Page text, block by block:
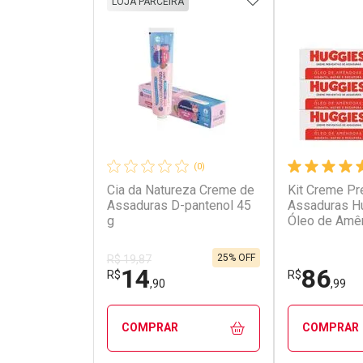
Ativar Desconto
Por R$ 17,63/cada
Por R$ 17,63/cada
Ativar
(0)
Cia da Natureza Creme de
Assaduras D-pantenol 45
g
R$ 19,87
R$14,90
25% OFF
COMPRAR
Kit Creme
Assaduras
Óleo de
R$86,99
COMPRAR